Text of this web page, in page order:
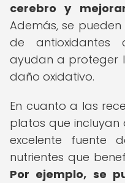
cerebro y
Además, se
de
ayudan a proteger
daño oxidativo.
En cuanto a las
platos que
excelente fuente
nutrientes que
Por ejemplo, se